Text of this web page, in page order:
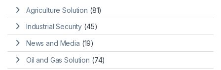
Agriculture Solution (81)
Industrial Security (45)
News and Media (19)
Oil and Gas Solution (74)